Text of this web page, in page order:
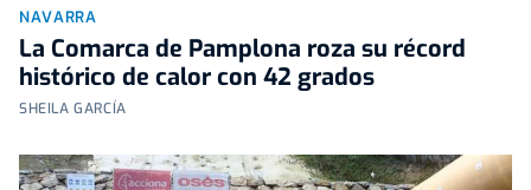
NAVARRA
La Comarca de Pamplona roza su récord
histórico de calor con 42 grados
SHEILA GARCÍA